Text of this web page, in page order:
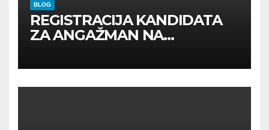
BLOG
REGISTRACIJA KANDIDATA
ZA ANGAŽMAN NA